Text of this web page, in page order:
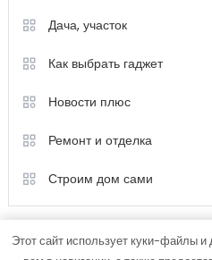
Дача, участок
Как выбрать гаджет
Новости плюс
Ремонт и отделка
Строим дом сами
Этот сайт использует куки-файлы и